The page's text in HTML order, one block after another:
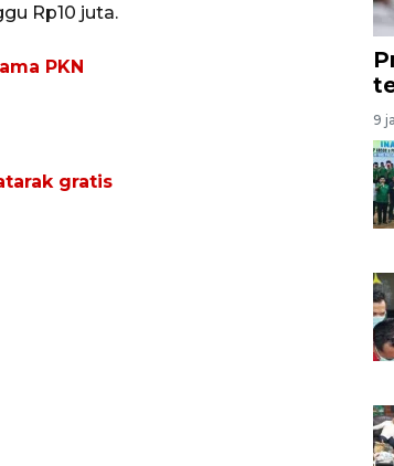
Rp10 juta.
PKN
gratis
9